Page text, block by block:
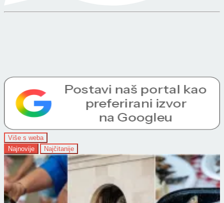
Više s weba
Najnovije
Najčitanije